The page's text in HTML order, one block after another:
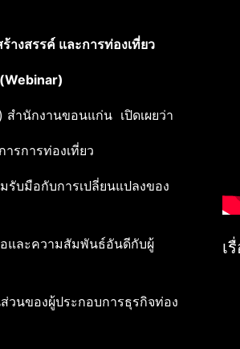
างสรรค์ และการท่องเที่ยว
Webinar)
สำนักงานขอนแก่น เปิดเผยว่า
รการท่องเที่ยว
รับมือกับการเปลี่ยนแปลงของ
และความสัมพันธ์อันดีกับผู้
วนของผู้ประกอบการธุรกิจท่อง
เ